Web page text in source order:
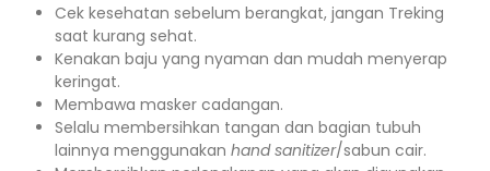
Cek kesehatan sebelum berangkat, jangan Treking
saat kurang sehat.
Kenakan baju yang nyaman dan mudah menyerap
keringat.
Membawa masker cadangan.
Selalu membersihkan tangan dan bagian tubuh
lainnya menggunakan hand sanitizer/sabun cair.